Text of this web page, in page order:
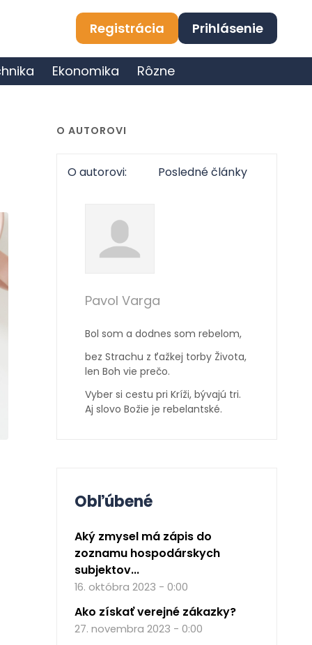
Registrácia Prihlásenie
Ekonomika Rôzne
O AUTOROVI
O autorovi: Posledné články
Pavol Varga
Bol som a dodnes som rebelom,
bez Strachu z ťažkej torby Života,
len Boh vie prečo.
Vyber si cestu pri Kríži, bývajú tri.
Aj slovo Božie je rebelantské.
Obľúbené
Aký zmysel má zápis do
zoznamu hospodárskych
subjektov...
16. októbra 2023 - 0:00
Ako získať verejné zákazky?
27. novembra 2023 - 0:00